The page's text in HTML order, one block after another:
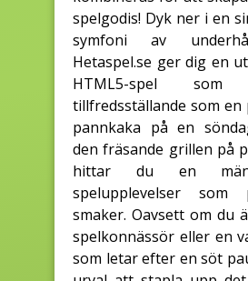
spelgodis! Dyk ner i en
symfoni av
Hetaspel.se ger dig en
HTML5-spel
tillfredsställande som en
pannkaka på en
den fräsande grillen på
hittar du en
spelupplevelser som
smaker. Oavsett om du
spelkonnässör eller en
som letar efter en söt